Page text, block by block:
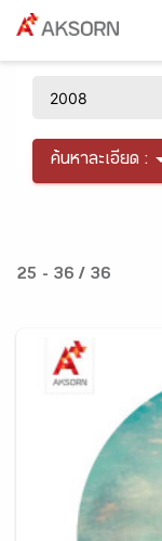
ค้นหาละเอียด :
25 - 36 / 36